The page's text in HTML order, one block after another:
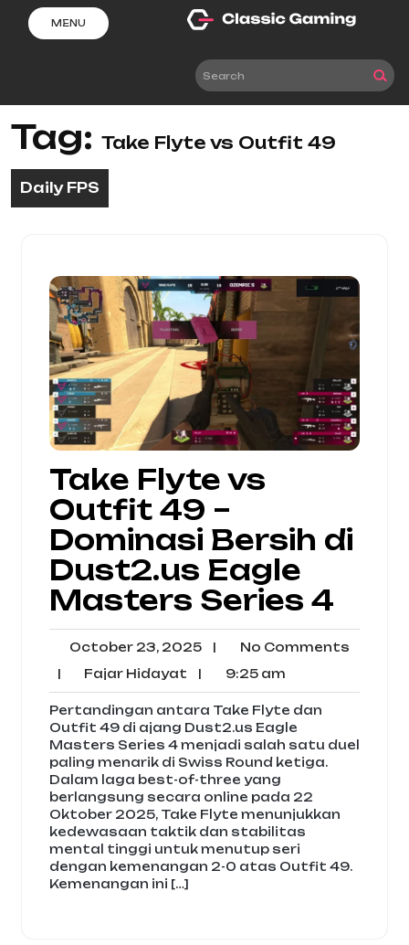
content
MENU
Tag: Take Flyte vs Outfit 49
Daily FPS
Take Flyte vs
Outfit 49 –
Dominasi Bersih di
Dust2.us Eagle
Masters Series 4
October 23, 2025October
2025
| No CommentsNo
| Fajar Hidayat Fajar
Hidayat
| 9:25 am9:25
am
Pertandingan antara Take Flyte dan
Outfit 49 di ajang Dust2.us Eagle
Masters Series 4 menjadi salah satu duel
paling menarik di Swiss Round ketiga.
Dalam laga best-of-three yang
berlangsung secara online pada 22
Oktober 2025, Take Flyte menunjukkan
kedewasaan taktik dan stabilitas
mental tinggi untuk menutup seri
dengan kemenangan 2-0 atas Outfit 49.
Kemenangan ini […]